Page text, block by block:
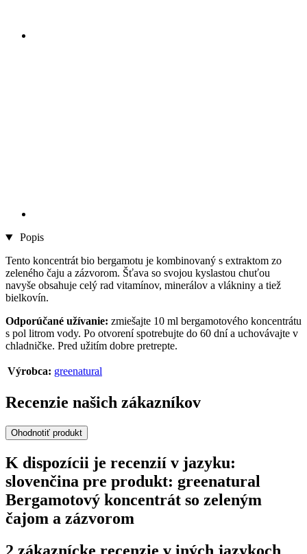
Popis
Tento koncentrát bio bergamotu je kombinovaný s extraktom zo
zeleného čaju a zázvorom. Šťava so svojou kyslastou chuťou
navyše obsahuje celý rad vitamínov, minerálov a vlákniny a tiež
bielkovín.
Odporúčané užívanie: zmiešajte 10 ml bergamotového koncentrátu
s pol litrom vody. Po otvorení spotrebujte do 60 dní a uchovávajte v
chladničke. Pred užitím dobre pretrepte.
Výrobca: greenatural
Recenzie našich zákazníkov
Ohodnotiť produkt
K dispozícii je recenzií v jazyku:
slovenčina pre produkt: greenatural
Bergamotový koncentrát so zeleným
čajom a zázvorom